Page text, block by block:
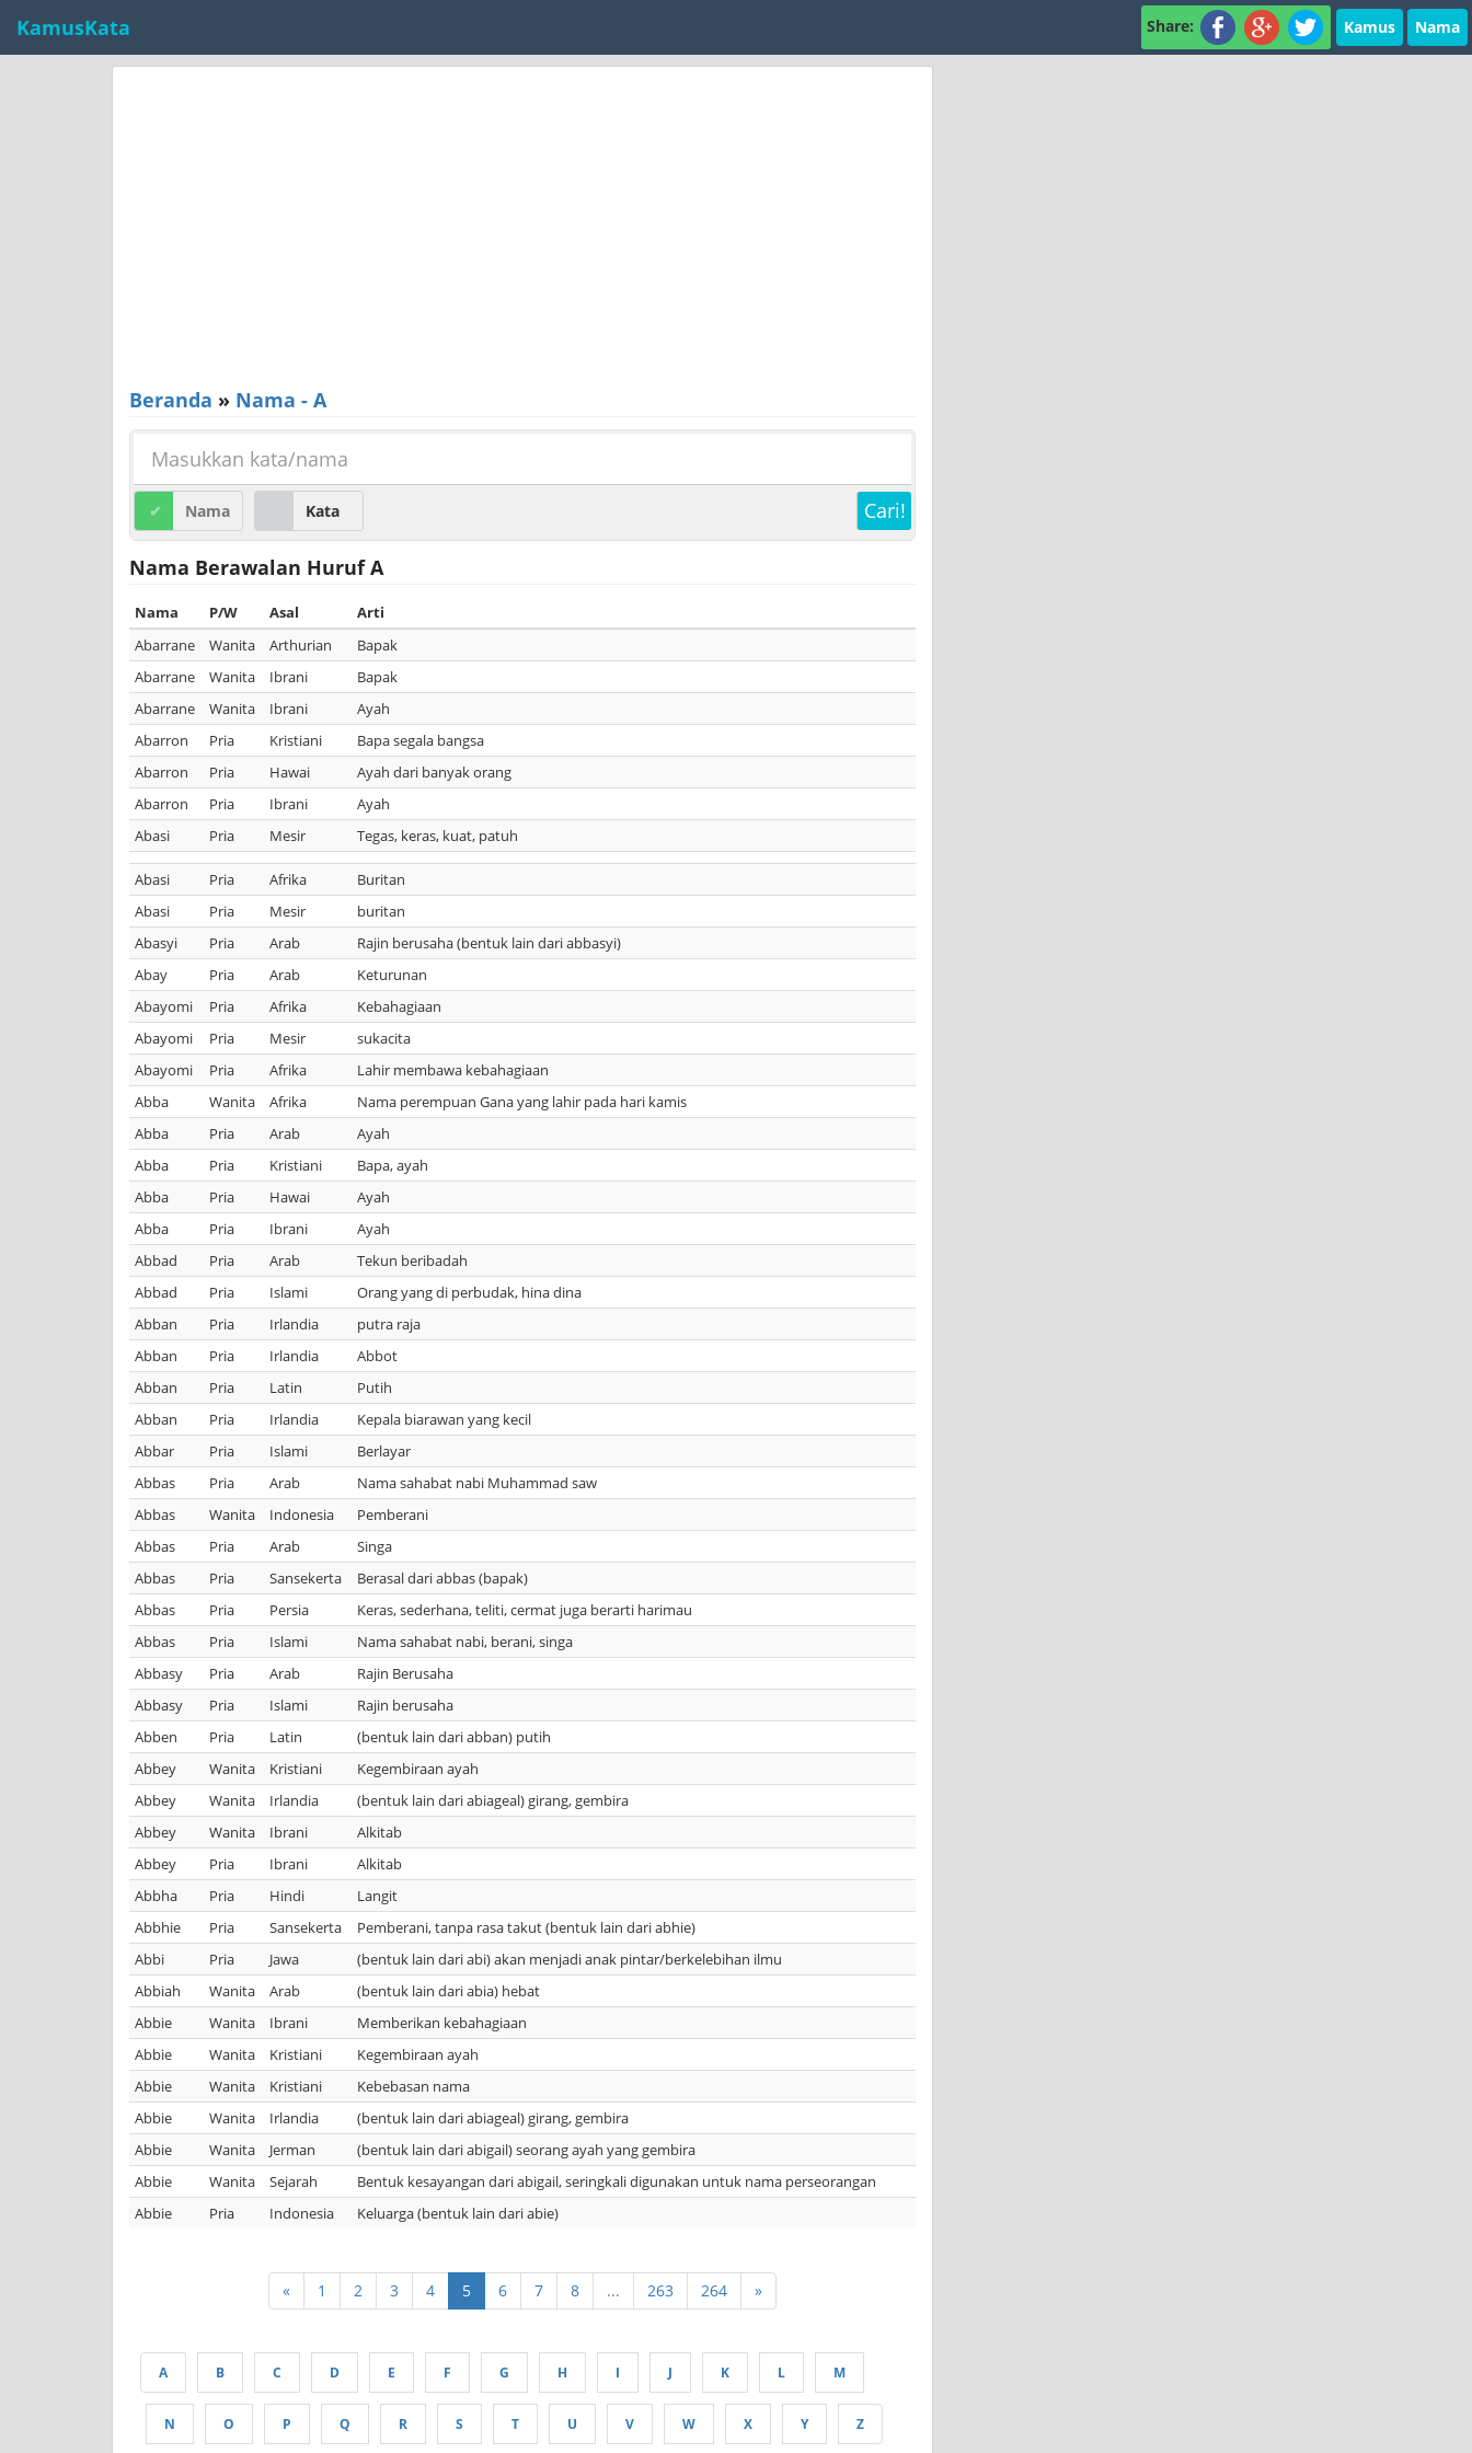
KamusKata Share: Kamus Nama
Beranda » Nama - A
Nama Kata Cari!
Nama Berawalan Huruf A
Nama P/W Asal
Arti
Abarrane
Wanita Arthurian
Bapak
Abarrane
Wanita Ibrani
Bapak
Abarrane
Wanita Ibrani
Ayah
Abarron
Pria Kristiani
Bapa segala bangsa
Abarron
Pria Hawai
Ayah dari banyak orang
Abarron
Pria Ibrani
Ayah
Abasi
Pria Mesir Tegas, keras, kuat, patuh
Abasi Pria Afrika
Buritan
Abasi
Pria Mesir
buritan
Abasyi
Pria Arab
Rajin berusaha (bentuk lain dari abbasyi)
Abay
Pria Arab
Keturunan
Abayomi
Pria Afrika
Kebahagiaan
Abayomi
Pria Mesir
sukacita
Abayomi
Pria Afrika
Lahir membawa kebahagiaan
Abba
Wanita Afrika
Nama perempuan Gana yang lahir pada hari kamis
Abba
Pria Arab
Ayah
Abba
Pria Kristiani
Bapa, ayah
Abba
Pria Hawai
Ayah
Abba
Pria Ibrani
Ayah
Abbad
Pria Arab
Tekun beribadah
Abbad
Pria Islami
Orang yang di perbudak, hina dina
Abban
Pria Irlandia
putra raja
Abban
Pria Irlandia
Abbot
Abban
Pria Latin
Putih
Abban
Pria Irlandia
Kepala biarawan yang kecil
Abbar
Pria Islami
Berlayar
Abbas
Pria Arab
Nama sahabat nabi Muhammad saw
Abbas
Wanita Indonesia
Pemberani
Abbas
Pria Arab
Singa
Abbas
Pria Sansekerta
Berasal dari abbas (bapak)
Abbas
Pria Persia
Keras, sederhana, teliti, cermat juga berarti harimau
Abbas
Pria Islami
Nama sahabat nabi, berani, singa
Abbasy
Pria Arab
Rajin Berusaha
Abbasy
Pria Islami
Rajin berusaha
Abben
Pria Latin
(bentuk lain dari abban) putih
Abbey
Wanita Kristiani
Kegembiraan ayah
Abbey
Wanita Irlandia
(bentuk lain dari abiageal) girang, gembira
Abbey
Wanita Ibrani
Alkitab
Abbey
Pria Ibrani
Alkitab
Abbha
Pria Hindi
Langit
Abbhie
Pria Sansekerta
Pemberani, tanpa rasa takut (bentuk lain dari abhie)
Abbi
Pria Jawa
(bentuk lain dari abi) akan menjadi anak pintar/berkelebihan ilmu
Abbiah
Wanita Arab
(bentuk lain dari abia) hebat
Abbie
Wanita Ibrani
Memberikan kebahagiaan
Abbie
Wanita Kristiani
Kegembiraan ayah
Abbie
Wanita Kristiani
Kebebasan nama
Abbie
Wanita Irlandia
(bentuk lain dari abiageal) girang, gembira
Abbie
Wanita Jerman
(bentuk lain dari abigail) seorang ayah yang gembira
Abbie
Wanita Sejarah
Bentuk kesayangan dari abigail, seringkali digunakan untuk nama perseorangan
Abbie
Pria Indonesia Keluarga (bentuk lain dari abie)
« 1 2 3 4 5 6 7 8 ... 263 264 »
A B C D E F G H I J K L M
N O P Q R S T U V W X Y Z